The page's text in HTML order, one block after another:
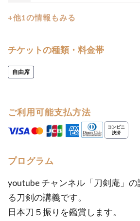
+他1の情報もみる
チケットの種類・料金帯
自由席
ご利用可能支払方法
プログラム
youtube チャンネル「刀剣庵」の
る刀剣の講義です。
日本刀５振りを鑑賞します。